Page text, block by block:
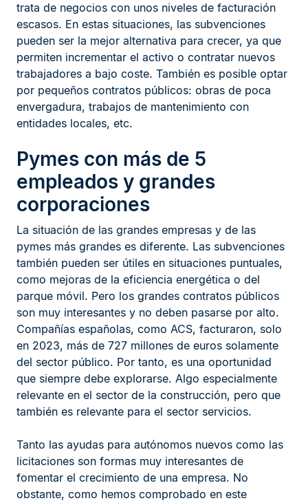
trata de negocios con unos niveles de facturación
escasos. En estas situaciones, las subvenciones
pueden ser la mejor alternativa para crecer, ya que
permiten incrementar el activo o contratar nuevos
trabajadores a bajo coste. También es posible optar
por pequeños contratos públicos: obras de poca
envergadura, trabajos de mantenimiento con
entidades locales, etc.
Pymes con más de 5
empleados y grandes
corporaciones
La situación de las grandes empresas y de las
pymes más grandes es diferente. Las subvenciones
también pueden ser útiles en situaciones puntuales,
como mejoras de la eficiencia energética o del
parque móvil. Pero los grandes contratos públicos
son muy interesantes y no deben pasarse por alto.
Compañías españolas, como ACS, facturaron, solo
en 2023, más de 727 millones de euros solamente
del sector público. Por tanto, es una oportunidad
que siempre debe explorarse. Algo especialmente
relevante en el sector de la construcción, pero que
también es relevante para el sector servicios.
Tanto las ayudas para autónomos nuevos como las
licitaciones son formas muy interesantes de
fomentar el crecimiento de una empresa. No
obstante, como hemos comprobado en este